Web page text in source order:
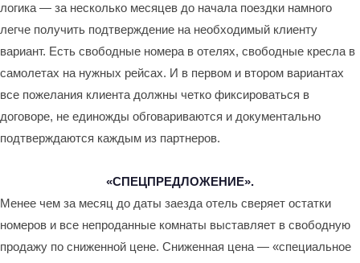
логика — за несколько месяцев до начала поездки намного
легче получить подтверждение на необходимый клиенту
вариант. Есть свободные номера в отелях, свободные кресла в
самолетах на нужных рейсах. И в первом и втором вариантах
все пожелания клиента должны четко фиксироваться в
договоре, не единожды обговариваются и документально
подтверждаются каждым из партнеров.
«СПЕЦПРЕДЛОЖЕНИЕ».
Менее чем за месяц до даты заезда отель сверяет остатки
номеров и все непроданные комнаты выставляет в свободную
продажу по сниженной цене. Сниженная цена — «специальное